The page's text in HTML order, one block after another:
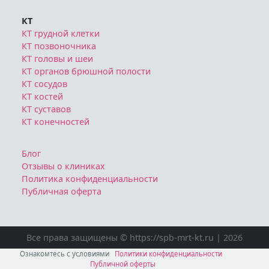
КТ
КТ грудной клетки
КТ позвоночника
КТ головы и шеи
КТ органов брюшной полости
КТ сосудов
КТ костей
КТ суставов
КТ конечностей
Блог
Отзывы о клиниках
Политика конфиденциальности
Публичная оферта
Все права защищены © https://spb-mrt-kt.ru | 2026
Ознакомтесь с условиями
Политики конфиденциальности
Публичной оферты